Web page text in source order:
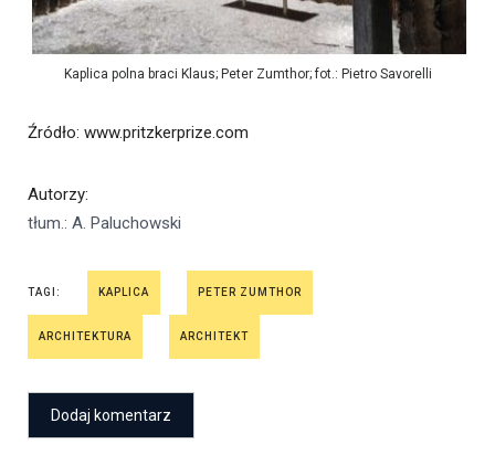
Kaplica polna braci Klaus; Peter Zumthor; fot.: Pietro Savorelli
Źródło: www.pritzkerprize.com
Autorzy:
tłum.: A. Paluchowski
TAGI: KAPLICA PETER ZUMTHOR
ARCHITEKTURA ARCHITEKT